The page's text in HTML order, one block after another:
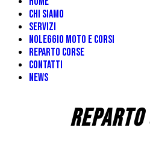
Chi siamo
Servizi
Noleggio moto e corsi
Reparto Corse
Contatti
News
REPARTO